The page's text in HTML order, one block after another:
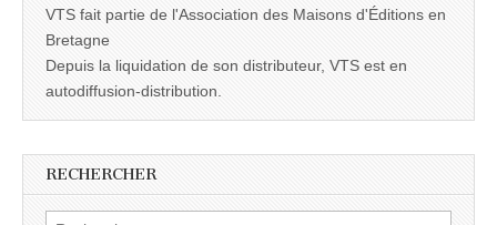
VTS fait partie de l'Association des Maisons d'Éditions en
Bretagne
Depuis la liquidation de son distributeur, VTS est en
autodiffusion-distribution.
RECHERCHER
Rechercher :